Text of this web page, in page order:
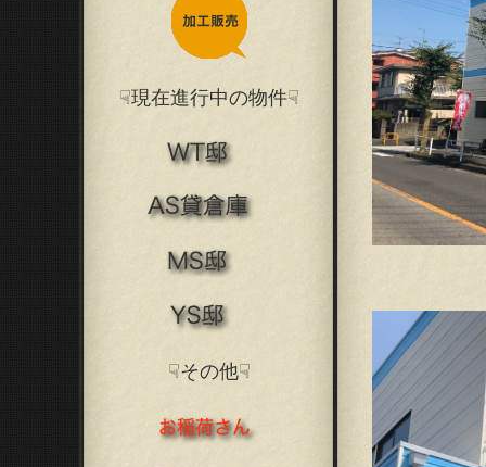
☟現在進行中の物件☟
☟その他☟